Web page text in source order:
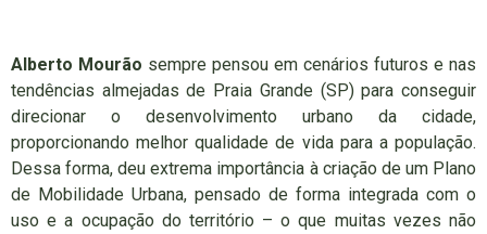
Alberto Mourão sempre pensou em cenários futuros e nas
tendências almejadas de Praia Grande (SP) para conseguir
direcionar o desenvolvimento urbano da cidade,
proporcionando melhor qualidade de vida para a população.
Dessa forma, deu extrema importância à criação de um Plano
de Mobilidade Urbana, pensado de forma integrada com o
uso e a ocupação do território – o que muitas vezes não